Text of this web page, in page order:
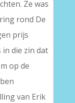
Ze was
rond De
prijs
in die zin dat
op de
van Erik